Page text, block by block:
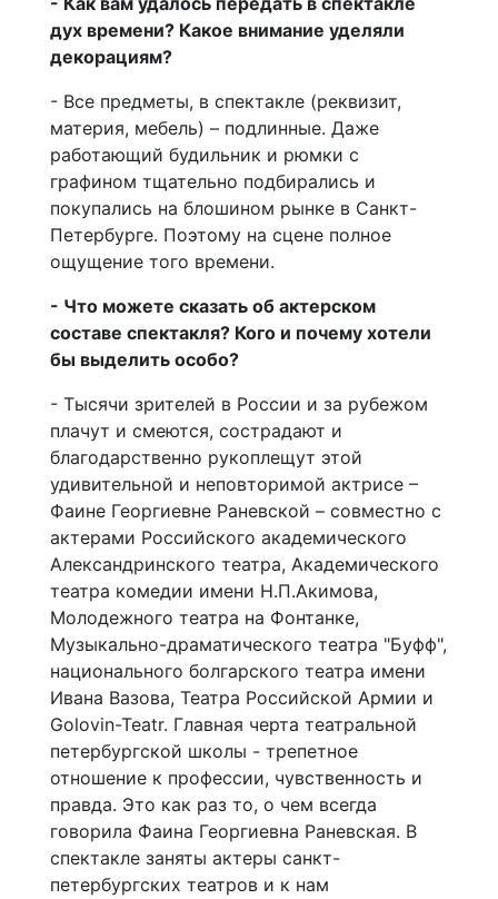
дух времени? Какое внимание уделяли
декорациям?
- Все предметы, в спектакле (реквизит,
материя, мебель) – подлинные. Даже
работающий будильник и рюмки с
графином тщательно подбирались и
покупались на блошином рынке в Санкт-
Петербурге. Поэтому на сцене полное
ощущение того времени.
- Что можете сказать об актерском
составе спектакля? Кого и почему хотели
бы выделить особо?
- Тысячи зрителей в России и за рубежом
плачут и смеются, cострадают и
благодарственно рукоплещут этой
удивительной и неповторимой актрисе –
Фаине Георгиевне Раневской – совместно с
актерами Российского академического
Александринского театра, Академического
театра комедии имени Н.П.Акимова,
Молодежного театра на Фонтанке,
Музыкально-драматического театра "Буфф",
национального болгарского театра имени
Ивана Вазова, Театра Российской Армии и
Golovin-Teatr. Главная черта театральной
петербургской школы - трепетное
отношение к профессии, чувственность и
правда. Это как раз то, о чем всегда
говорила Фаина Георгиевна Раневская. В
спектакле заняты актеры санкт-
петербургских театров и к нам